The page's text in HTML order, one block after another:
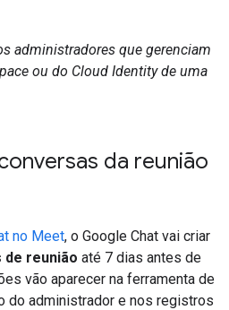
administradores que gerenciam
ou do Cloud Identity de uma
da reunião
no Meet, o Google Chat vai criar
de reunião até 7 dias antes de
vão aparecer na ferramenta de
do administrador e nos registros